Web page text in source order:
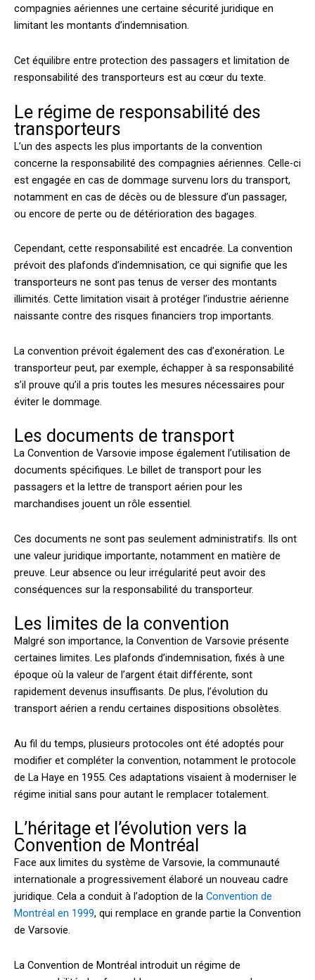
compagnies aériennes une certaine sécurité juridique en
limitant les montants d’indemnisation.
Cet équilibre entre protection des passagers et limitation de
responsabilité des transporteurs est au cœur du texte.
Le régime de responsabilité des
transporteurs
L’un des aspects les plus importants de la convention
concerne la responsabilité des compagnies aériennes. Celle-ci
est engagée en cas de dommage survenu lors du transport,
notamment en cas de décès ou de blessure d’un passager,
ou encore de perte ou de détérioration des bagages.
Cependant, cette responsabilité est encadrée. La convention
prévoit des plafonds d’indemnisation, ce qui signifie que les
transporteurs ne sont pas tenus de verser des montants
illimités. Cette limitation visait à protéger l’industrie aérienne
naissante contre des risques financiers trop importants.
La convention prévoit également des cas d’exonération. Le
transporteur peut, par exemple, échapper à sa responsabilité
s’il prouve qu’il a pris toutes les mesures nécessaires pour
éviter le dommage.
Les documents de transport
La Convention de Varsovie impose également l’utilisation de
documents spécifiques. Le billet de transport pour les
passagers et la lettre de transport aérien pour les
marchandises jouent un rôle essentiel.
Ces documents ne sont pas seulement administratifs. Ils ont
une valeur juridique importante, notamment en matière de
preuve. Leur absence ou leur irrégularité peut avoir des
conséquences sur la responsabilité du transporteur.
Les limites de la convention
Malgré son importance, la Convention de Varsovie présente
certaines limites. Les plafonds d’indemnisation, fixés à une
époque où la valeur de l’argent était différente, sont
rapidement devenus insuffisants. De plus, l’évolution du
transport aérien a rendu certaines dispositions obsolètes.
Au fil du temps, plusieurs protocoles ont été adoptés pour
modifier et compléter la convention, notamment le protocole
de La Haye en 1955. Ces adaptations visaient à moderniser le
régime initial sans pour autant le remplacer totalement.
L’héritage et l’évolution vers la
Convention de Montréal
Face aux limites du système de Varsovie, la communauté
internationale a progressivement élaboré un nouveau cadre
juridique. Cela a conduit à l’adoption de la Convention de
Montréal en 1999, qui remplace en grande partie la Convention
de Varsovie.
La Convention de Montréal introduit un régime de